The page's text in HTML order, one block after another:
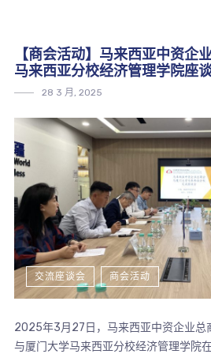
【商会活动】马来西亚中资企
马来西亚分校经济管理学院座
28 3 月, 2025
交流座谈会 商会活动
2025年3月27日，马来西亚中资企业总
与厦门大学马来西亚分校经济管理学院